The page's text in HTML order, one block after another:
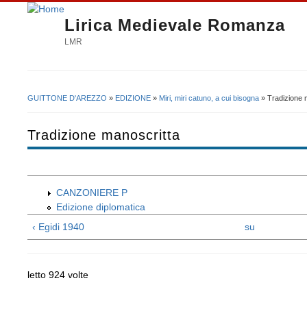
Lirica Medievale Romanza
LMR
GUITTONE D'AREZZO » EDIZIONE » Miri, miri catuno, a cui bisogna » Tradizione
Tradizione manoscritta
CANZONIERE P
Edizione diplomatica
‹ Egidi 1940
su
letto 924 volte